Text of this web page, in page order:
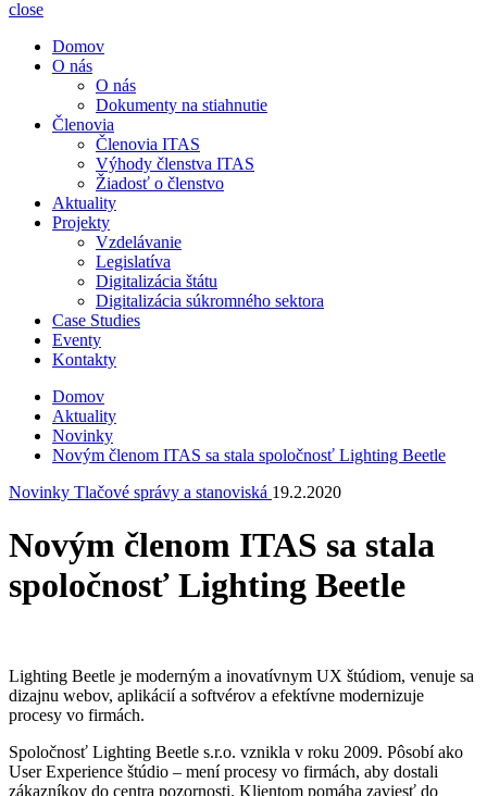
close
Domov
O nás
O nás
Dokumenty na stiahnutie
Členovia
Členovia ITAS
Výhody členstva ITAS
Žiadosť o členstvo
Aktuality
Projekty
Vzdelávanie
Legislatíva
Digitalizácia štátu
Digitalizácia súkromného sektora
Case Studies
Eventy
Kontakty
Domov
Aktuality
Novinky
Novým členom ITAS sa stala spoločnosť Lighting Beetle
Novinky Tlačové správy a stanoviská 19.2.2020
Novým členom ITAS sa stala
spoločnosť Lighting Beetle
Lighting Beetle je moderným a inovatívnym UX štúdiom, venuje sa
dizajnu webov, aplikácií a softvérov a efektívne modernizuje
procesy vo firmách.
Spoločnosť Lighting Beetle s.r.o. vznikla v roku 2009. Pôsobí ako
User Experience štúdio – mení procesy vo firmách, aby dostali
zákazníkov do centra pozornosti. Klientom pomáha zaviesť do